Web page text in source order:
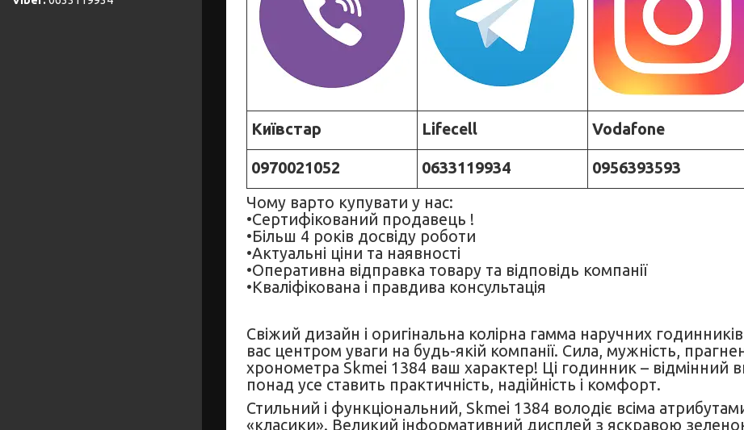
Київстар Lifecell Vodafone
0970021052 0633119934
0956393593
Чому варто купувати у нас:
•Сертифікований продавець !
•Більш 4 років досвіду роботи
•Актуальні ціни та наявності
•Оперативна відправка товару та відповідь компанії
•Кваліфікована і правдива консультація
Свіжий дизайн і оригінальна колірна гамма наручних
вас центром уваги на будь-якій компанії. Сила, мужність,
хронометра Skmei 1384 ваш характер! Ці годинник – відмінний
понад усе ставить практичність, надійність і комфорт.
Стильний і функціональний, Skmei 1384 володіє всіма
«класики». Великий інформативний дисплей з яскравою